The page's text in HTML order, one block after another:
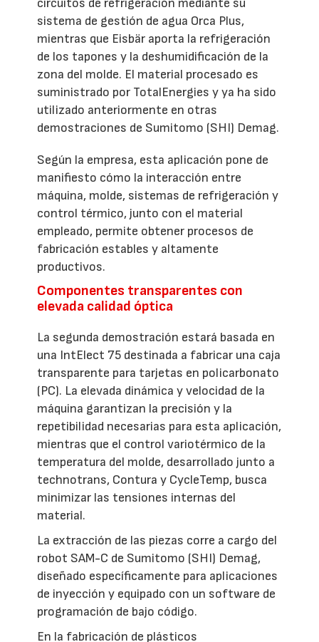
circuitos de refrigeración mediante su
sistema de gestión de agua Orca Plus,
mientras que Eisbär aporta la refrigeración
de los tapones y la deshumidificación de la
zona del molde. El material procesado es
suministrado por TotalEnergies y ya ha sido
utilizado anteriormente en otras
demostraciones de Sumitomo (SHI) Demag.
Según la empresa, esta aplicación pone de
manifiesto cómo la interacción entre
máquina, molde, sistemas de refrigeración y
control térmico, junto con el material
empleado, permite obtener procesos de
fabricación estables y altamente
productivos.
Componentes transparentes con
elevada calidad óptica
La segunda demostración estará basada en
una IntElect 75 destinada a fabricar una caja
transparente para tarjetas en policarbonato
(PC). La elevada dinámica y velocidad de la
máquina garantizan la precisión y la
repetibilidad necesarias para esta aplicación,
mientras que el control variotérmico de la
temperatura del molde, desarrollado junto a
technotrans, Contura y CycleTemp, busca
minimizar las tensiones internas del
material.
La extracción de las piezas corre a cargo del
robot SAM-C de Sumitomo (SHI) Demag,
diseñado específicamente para aplicaciones
de inyección y equipado con un software de
programación de bajo código.
En la fabricación de plásticos